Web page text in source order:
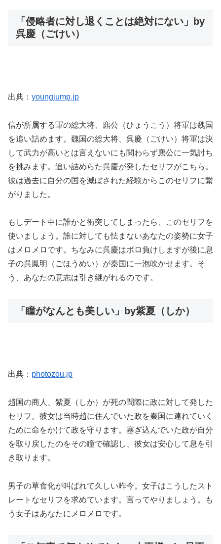
「侵略者に対し退くことは絶対にない」by
呉慶（ごけい）
出典： youngjump.jp
信が所属する軍の総大将、麃公（ひょうこう）将軍は魏国
を追い詰めます。魏国の総大将、呉慶（ごけい）将軍は決
して武力が高いとは言えないにも関わらず麃公に一気討ち
を挑みます。追い詰めらた呉慶が発したセリフがこちら。
彼は過去に自分の国を滅ぼされた経験からこのセリフに繋
がりました。
もしデート中に誰かと衝突してしまったら、このセリフを
使いましょう。誰に対しても怯まないあなたの姿勢に女子
はメロメロです。ちなみに呉慶はボロ負けしますが後に息
子の呉鳳明（ごほうめい）が秦国に一泡吹かせます。そ
う、あなたの意志は引き継がれるのです。
「瞳がなんとも美しい」by紫夏（しか）
出典： photozou.jp
趙国の商人、紫夏（しか）が死の間際に政に対して発した
セリフ。彼女は当時趙に住んでいた政を秦国に連れていく
ために命をかけて政を守ります。塞ぎ込んでいた政が自分
を取り戻したのをその瞳で確認し、彼女は安心して息を引
き取ります。
男子の草食化が叫ばれて久しい昨今。女子はこうしたスト
レートなセリフを求めています。言ってやりましょう。も
う女子はあなたにメロメロです。